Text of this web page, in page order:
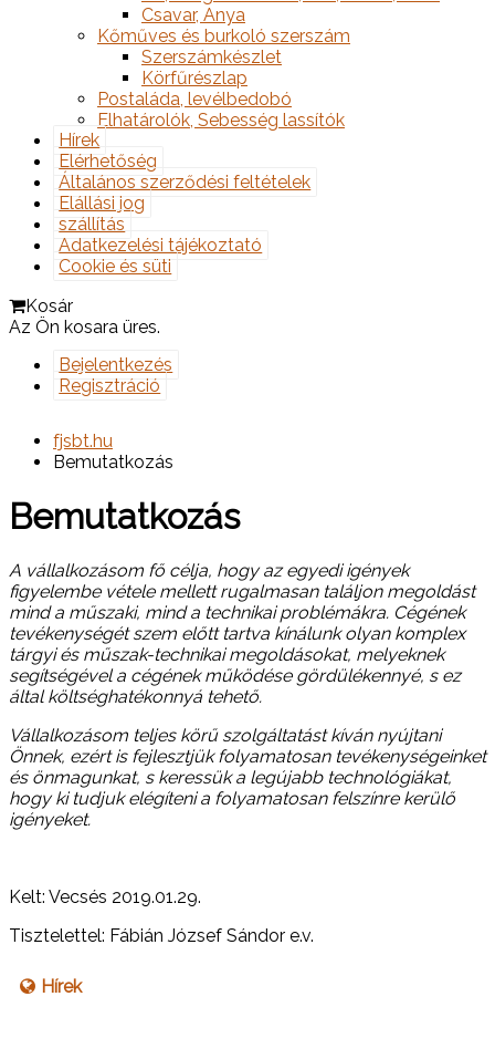
Csavar, Anya
Kőműves és burkoló szerszám
Szerszámkészlet
Körfűrészlap
Postaláda, levélbedobó
Elhatárolók, Sebesség lassítók
Hírek
Elérhetőség
Általános szerződési feltételek
Elállási jog
szállítás
Adatkezelési tájékoztató
Cookie és süti
Kosár
Az Ön kosara üres.
Bejelentkezés
Regisztráció
fjsbt.hu
Bemutatkozás
Bemutatkozás
A vállalkozásom fő célja, hogy az egyedi igények
figyelembe vétele mellett rugalmasan találjon megoldást
mind a műszaki, mind a technikai problémákra. Cégének
tevékenységét szem előtt tartva kínálunk olyan komplex
tárgyi és műszak-technikai megoldásokat, melyeknek
segítségével a cégének működése gördülékennyé, s ez
által költséghatékonnyá tehető.
Vállalkozásom teljes körű szolgáltatást kíván nyújtani
Önnek, ezért is fejlesztjük folyamatosan tevékenységeinket
és önmagunkat, s keressük a legújabb technológiákat,
hogy ki tudjuk elégíteni a folyamatosan felszínre kerülő
igényeket.
Kelt: Vecsés 2019.01.29.
Tisztelettel: Fábián József Sándor e.v.
Hírek